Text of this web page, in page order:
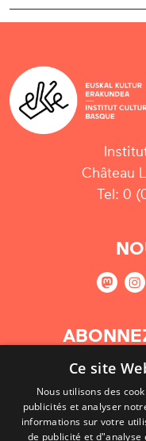
Château
Tel: 0
Ce site
Nous utilisons des
publicités et analyser
informations sur votre
de publicité et d"analyse